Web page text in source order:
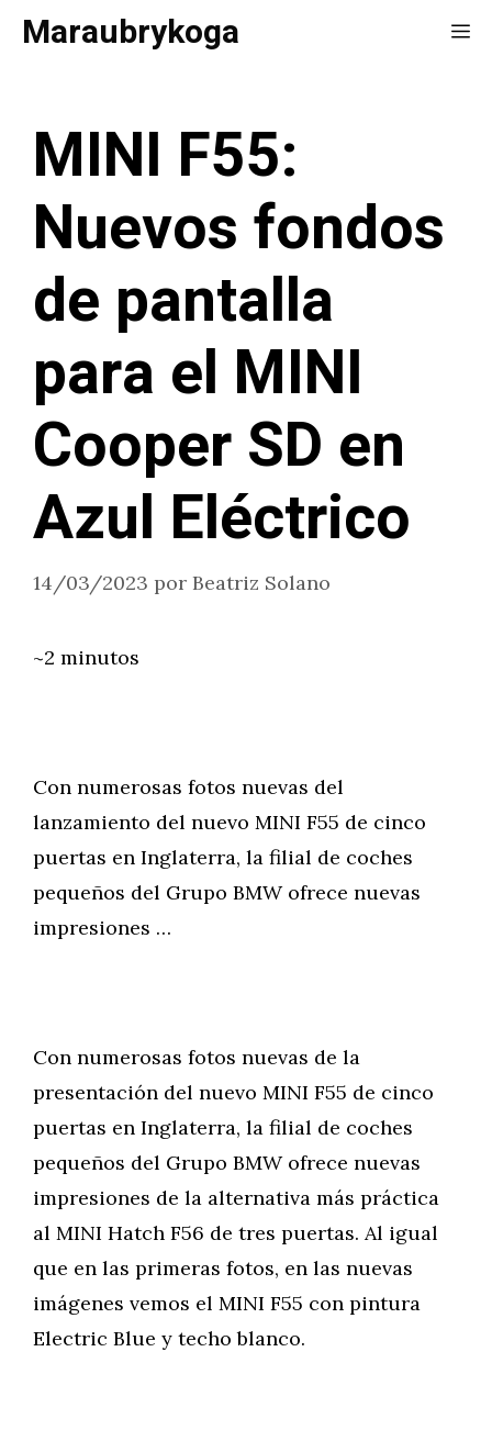
SaltarMaraubrykoga
MINI F55:
Nuevos fondos
de pantalla
para el MINI
Cooper SD en
Azul Eléctrico
14/03/2023 por Beatriz Solano
~2 minutos
Con numerosas fotos nuevas del
lanzamiento del nuevo MINI F55 de cinco
puertas en Inglaterra, la filial de coches
pequeños del Grupo BMW ofrece nuevas
impresiones …
Con numerosas fotos nuevas de la
presentación del nuevo MINI F55 de cinco
puertas en Inglaterra, la filial de coches
pequeños del Grupo BMW ofrece nuevas
impresiones de la alternativa más práctica
al MINI Hatch F56 de tres puertas. Al igual
que en las primeras fotos, en las nuevas
imágenes vemos el MINI F55 con pintura
Electric Blue y techo blanco.